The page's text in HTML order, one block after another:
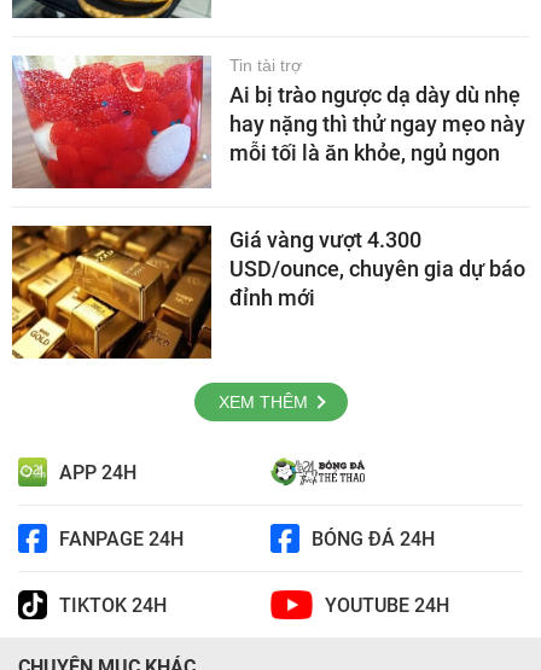
Tin tài trợ
Ai bị trào ngược dạ dày dù nhẹ
hay nặng thì thử ngay mẹo này
mỗi tối là ăn khỏe, ngủ ngon
Giá vàng vượt 4.300
USD/ounce, chuyên gia dự báo
đỉnh mới
XEM THÊM
APP 24H
FANPAGE 24H BÓNG ĐÁ 24H
TIKTOK 24H YOUTUBE 24H